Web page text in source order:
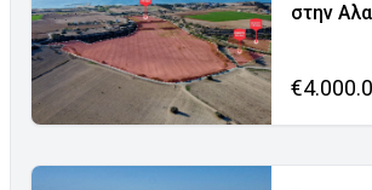
στην